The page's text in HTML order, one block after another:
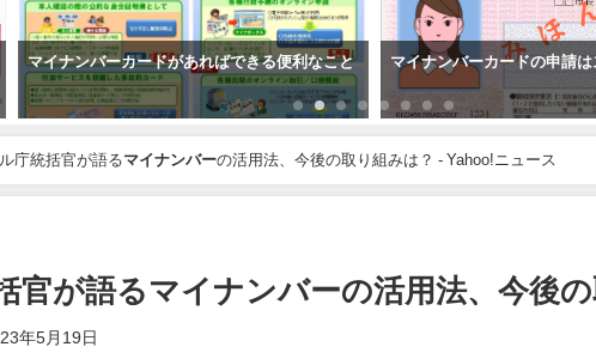
マイナンバーカードがあればできる便利なこと マイナンバーカードの申請は
庁統括官が語るマイナンバーの活用法、今後の取り組みは？ - Yahoo!ニュース
官が語るマイナンバーの活用法、今後
年5月19日